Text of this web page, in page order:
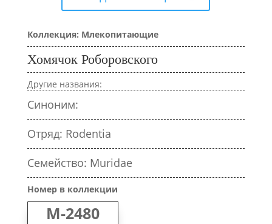
Коллекция: Млекопитающие
Хомячок Роборовского
Другие названия:
Синоним:
Отряд: Rodentia
Семейство: Muridae
Номер в коллекции
M-2480